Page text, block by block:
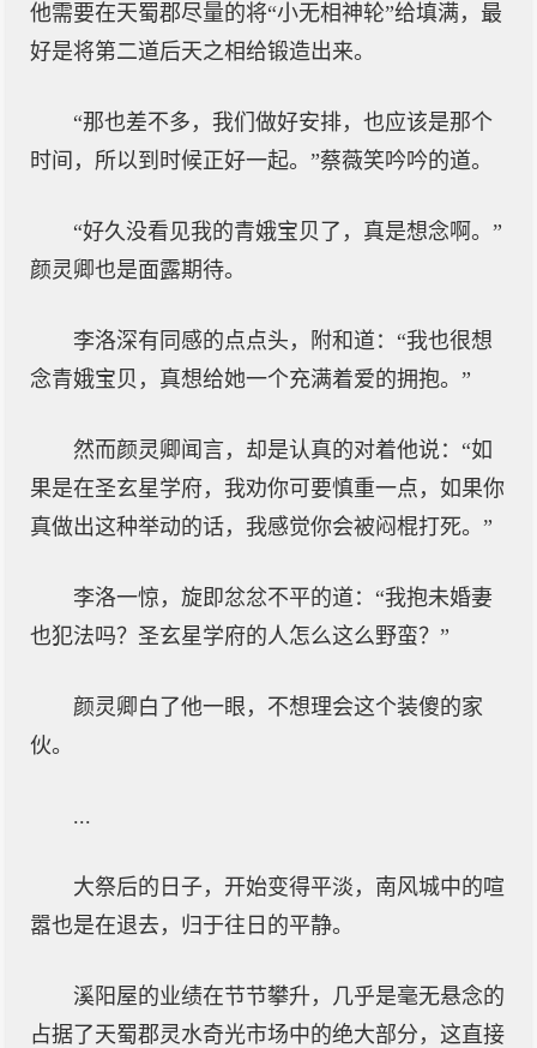
他需要在天蜀郡尽量的将“小无相神轮”给填满，最
好是将第二道后天之相给锻造出来。
“那也差不多，我们做好安排，也应该是那个
时间，所以到时候正好一起。”蔡薇笑吟吟的道。
“好久没看见我的青娥宝贝了，真是想念啊。”
颜灵卿也是面露期待。
李洛深有同感的点点头，附和道：“我也很想
念青娥宝贝，真想给她一个充满着爱的拥抱。”
然而颜灵卿闻言，却是认真的对着他说：“如
果是在圣玄星学府，我劝你可要慎重一点，如果你
真做出这种举动的话，我感觉你会被闷棍打死。”
李洛一惊，旋即忿忿不平的道：“我抱未婚妻
也犯法吗？圣玄星学府的人怎么这么野蛮？”
颜灵卿白了他一眼，不想理会这个装傻的家
伙。
...
大祭后的日子，开始变得平淡，南风城中的喧
嚣也是在退去，归于往日的平静。
溪阳屋的业绩在节节攀升，几乎是毫无悬念的
占据了天蜀郡灵水奇光市场中的绝大部分，这直接